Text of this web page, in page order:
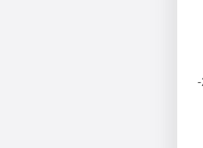
لتحقيق التميز" بالتعاون مع المرشد الاجتماعي بالبعثة الأستاذة سميرة البريكي، عٌقدت يوم الأحد 28-